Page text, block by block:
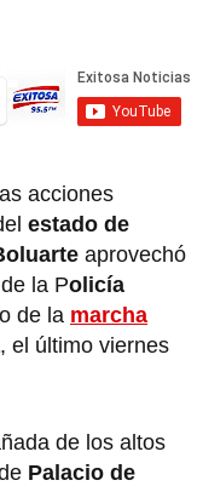
acciones
estado de
aprovechó
la Policía
de la marcha
, el último viernes
de los altos
Palacio de